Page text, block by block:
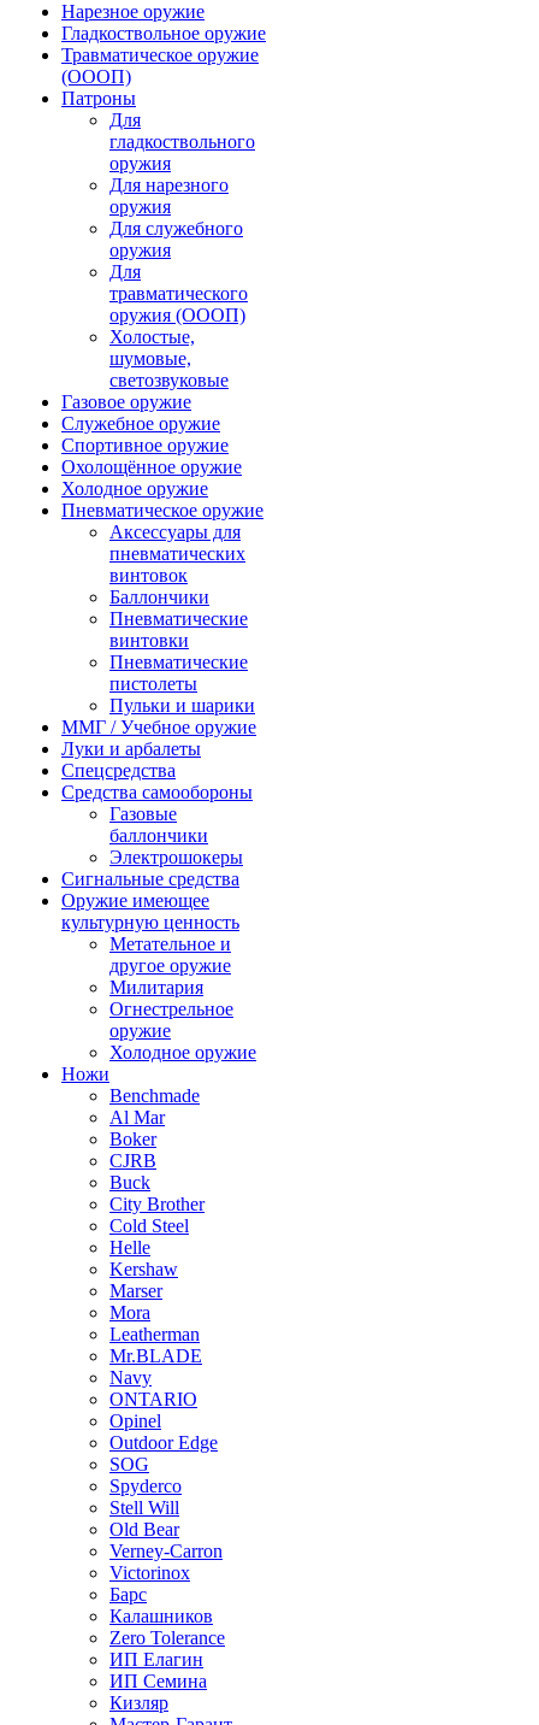
Нарезное оружие
Гладкоствольное оружие
Травматическое оружие
(ОООП)
Патроны
Для
гладкоствольного
оружия
Для нарезного
оружия
Для служебного
оружия
Для
травматического
оружия (ОООП)
Холостые,
шумовые,
светозвуковые
Газовое оружие
Служебное оружие
Спортивное оружие
Охолощённое оружие
Холодное оружие
Пневматическое оружие
Аксессуары для
пневматических
винтовок
Баллончики
Пневматические
винтовки
Пневматические
пистолеты
Пульки и шарики
ММГ / Учебное оружие
Луки и арбалеты
Спецсредства
Средства самообороны
Газовые
баллончики
Электрошокеры
Сигнальные средства
Оружие имеющее
культурную ценность
Метательное и
другое оружие
Милитария
Огнестрельное
оружие
Холодное оружие
Ножи
Benchmade
Al Mar
Boker
CJRB
Buck
City Brother
Cold Steel
Helle
Kershaw
Marser
Mora
Leatherman
Mr.BLADE
Navy
ONTARIO
Opinel
Outdoor Edge
SOG
Spyderco
Stell Will
Old Bear
Verney-Carron
Victorinox
Барс
Калашников
Zero Tolerance
ИП Елагин
ИП Семина
Кизляр